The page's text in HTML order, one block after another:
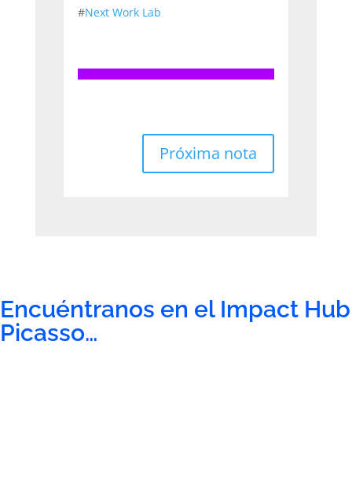
#Next Work Lab
Próxima nota
Encuéntranos en el Impact Hub
Picasso…